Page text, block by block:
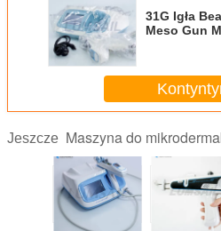
31G Igła
Meso Gun
Jeszcze Maszyna do